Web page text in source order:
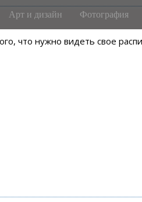
что нужно видеть свое
Арт и дизайн Фотография